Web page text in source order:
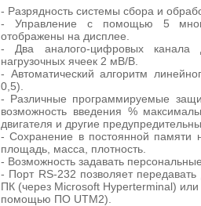
- Разрядность системы сбора и
- Управление с помощью 5
отображены на дисплее.
- Два аналого-цифровых канала
нагрузочных ячеек 2 мВ/В.
- Автоматический алгоритм
0,5).
- Различные программируемые
возможность введения %
двигателя и другие
- Сохранение в постоянной памяти
площадь, масса, плотность.
- Возможность задавать
- Порт RS-232 позволяет
ПК (через Microsoft Hyperterminal)
помощью ПО UTM2).